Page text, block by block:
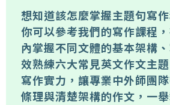
想知道該怎麼掌握主題句寫
你可以參考我們的寫作課程
內掌握不同文體的基本架構
效熟練六大常見英文作文主
寫作實力，讓專業中外師團
條理與清楚架構的作文，一舉